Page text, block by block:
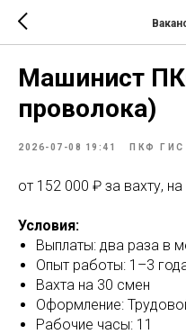
Машинист
проволока)
2026-07-08 19:41 ПКФ ГИС
от 152 000 ₽ за вахту, на
Условия:
Выплаты: два раза в
Опыт работы: 1–3
Вахта на 30 смен
Оформление:
Рабочие часы: 11